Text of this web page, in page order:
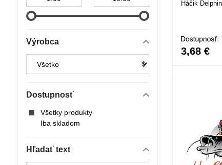
Háčik
3,68 €
Výrobca
Dostupnosť
Všetky produkty
Iba skladom
Hľadať text